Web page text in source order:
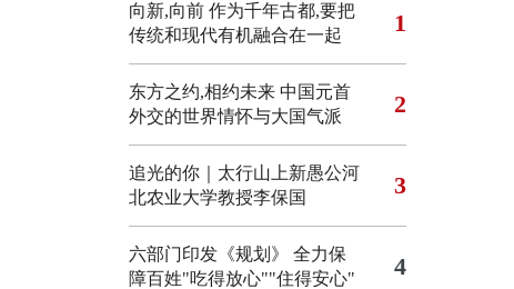
向新,向前 作为千年古都,要把
传统和现代有机融合在一起
1
东方之约,相约未来 中国元首
外交的世界情怀与大国气派
2
追光的你｜太行山上新愚公河
北农业大学教授李保国
3
六部门印发《规划》 全力保
障百姓"吃得放心""住得安心"
4